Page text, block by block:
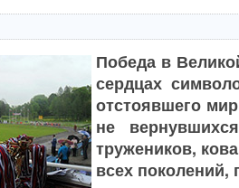
Победа в
сердцах
отстоявшего
не
тружеников,
всех